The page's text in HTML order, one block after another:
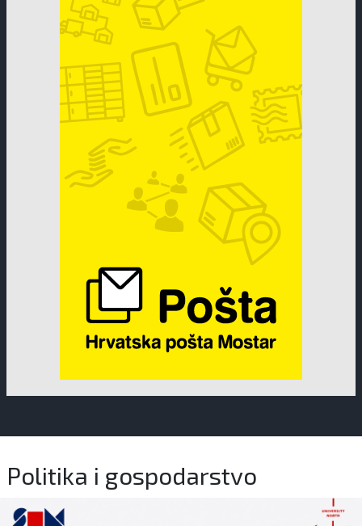
Politika i gospodarstvo